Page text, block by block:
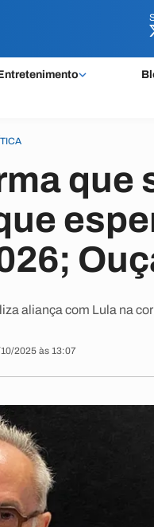
que
aliança com Lula na
2025 às 13:07